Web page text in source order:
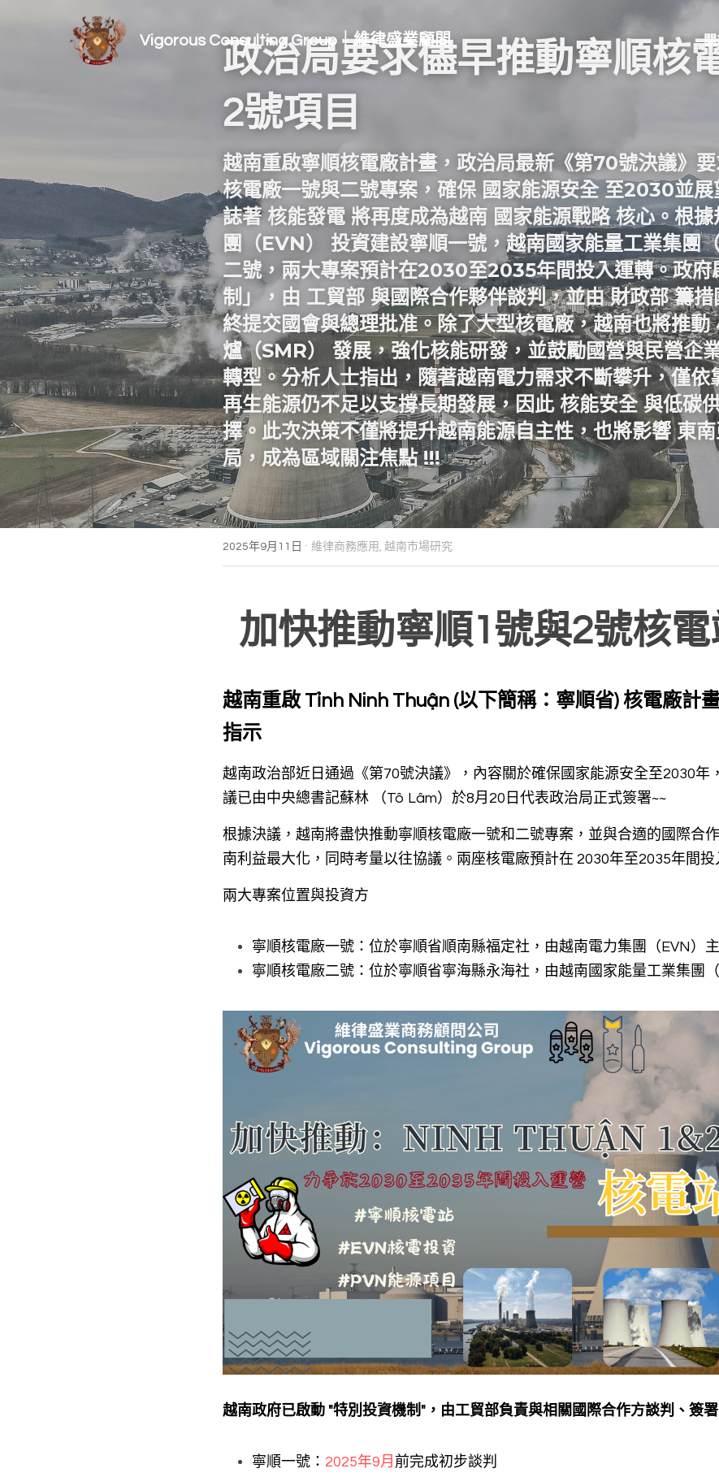
Vigorous Consulting Group｜維律盛業顧問 關
政治局要求儘早推動寧順核
2號項目
越南重啟寧順核電廠計畫，政治局最新《第70號決議》
核電廠一號與二號專案 ，確保 國家能源安全 至2030並展
誌著 核能發電 將再度成為越南 國家能源戰略 核心。根據
團（EVN）
投資建設寧順一號，越南國家能量工業集團
二號，兩大專案預計在2030至2035年間投入運轉。政府
制」，由 工貿部 與國際合作夥伴談判，並由 財政部 籌措
終提交國會與總理批准。除了大型核電廠，越南也將推動
爐（SMR）
發展，強化核能研發，並鼓勵國營與民營企
轉型。分析人士指出，隨著越南電力需求不斷攀升，僅依
再生能源仍不足以支撐長期發展，因此 核能安全 與低碳
擇。此次決策不僅將提升越南能源自主性，也將影響 東
局，成為區域關注焦點 !!!
2025年9月11日 · 維律商務應用, 越南市場研究
加快推動寧順1號與2號核電
越南重啟 Tỉnh Ninh Thuận (以下簡稱：寧順省) 核電廠計
指示
越南政治部近日通過《第70號決議》，內容關於確保國家能源安全至2030年
議已由中央總書記蘇林 （Tô Lâm）於8月20日代表政治局正式簽署~~
根據決議，越南將盡快推動寧順核電廠一號和二號專案，並與合適的國際合
南利益最大化，同時考量以往協議。兩座核電廠預計在 2030年至2035年間投
兩大專案位置與投資方
寧順核電廠一號：位於寧順省順南縣福定社，由越南電力集團（EVN）
寧順核電廠二號：位於寧順省寧海縣永海社，由越南國家能量工業集團
越南政府已啟動 "特別投資機制"，由工貿部負責與相關國際合作方談判、簽署
寧順一號： 2025年9月 前完成初步談判